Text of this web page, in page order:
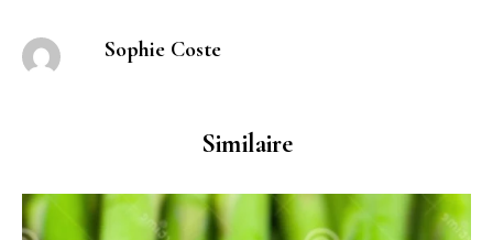
Sophie Coste
Similaire